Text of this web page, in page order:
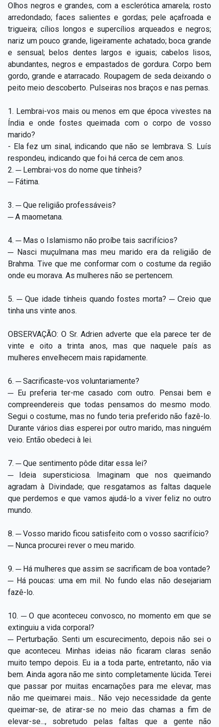
Olhos negros e grandes, com a esclerótica amarela; rosto
arredondado; faces salientes e gordas; pele açafroada e
trigueira; cílios longos e supercílios arqueados e negros;
nariz um pouco grande, ligeiramente achatado; boca grande
e sensual; belos dentes largos e iguais; cabelos lisos,
abundantes, negros e empastados de gordura. Corpo bem
gordo, grande e atarracado. Roupagem de seda deixando o
peito meio descoberto. Pulseiras nos braços e nas pernas.
1. Lembrai-vos mais ou menos em que época vivestes na
Índia e onde fostes queimada com o corpo de vosso
marido?
- Ela fez um sinal, indicando que não se lembrava. S. Luís
respondeu, indicando que foi há cerca de cem anos.
2. ─ Lembrai-vos do nome que tínheis?
─ Fátima.
3. ─ Que religião professáveis?
─ A maometana.
4. ─ Mas o Islamismo não proíbe tais sacrifícios?
─ Nasci muçulmana mas meu marido era da religião de
Brahma. Tive que me conformar com o costume da região
onde eu morava. As mulheres não se pertencem.
5. ─ Que idade tínheis quando fostes morta? ─ Creio que
tinha uns vinte anos.
OBSERVAÇÃO: O Sr. Adrien adverte que ela parece ter de
vinte e oito a trinta anos, mas que naquele país as
mulheres envelhecem mais rapidamente.
6. ─ Sacrificaste-vos voluntariamente?
─ Eu preferia ter-me casado com outro. Pensai bem e
compreendereis que todas pensamos do mesmo modo.
Segui o costume, mas no fundo teria preferido não fazê-lo.
Durante vários dias esperei por outro marido, mas ninguém
veio. Então obedeci à lei.
7. ─ Que sentimento pôde ditar essa lei?
─ Ideia supersticiosa. Imaginam que nos queimando
agradam à Divindade; que resgatamos as faltas daquele
que perdemos e que vamos ajudá-lo a viver feliz no outro
mundo.
8. ─ Vosso marido ficou satisfeito com o vosso sacrifício?
─ Nunca procurei rever o meu marido.
9. ─ Há mulheres que assim se sacrificam de boa vontade?
─ Há poucas: uma em mil. No fundo elas não desejariam
fazê-lo.
10. ─ O que aconteceu convosco, no momento em que se
extinguiu a vida corporal?
─ Perturbação. Senti um escurecimento, depois não sei o
que aconteceu. Minhas ideias não ficaram claras senão
muito tempo depois. Eu ia a toda parte, entretanto, não via
bem. Ainda agora não me sinto completamente lúcida. Terei
que passar por muitas encarnações para me elevar, mas
não me queimarei mais... Não vejo necessidade da gente
queimar-se, de atirar-se no meio das chamas a fim de
elevar-se..., sobretudo pelas faltas que a gente não